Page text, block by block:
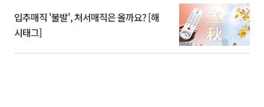
입추매직 '불발', 처서매직은 올까요? [해
시태그]